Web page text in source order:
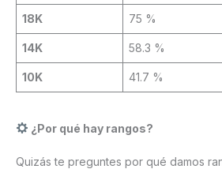
18K 75 %
14K 58.3 %
10K 41.7 %
¿Por qué hay rangos?
Quizás te preguntes por qué damos